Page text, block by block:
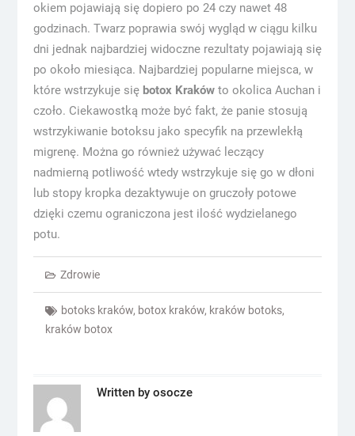
okiem pojawiają się dopiero po 24 czy nawet 48
godzinach. Twarz poprawia swój wygląd w ciągu kilku
dni jednak najbardziej widoczne rezultaty pojawiają się
po około miesiąca. Najbardziej popularne miejsca, w
które wstrzykuje się botox Krakówto okolica Auchan i
czoło. Ciekawostką może być fakt, że panie stosują
wstrzykiwanie botoksu jako specyfik na przewlekłą
migrenę. Można go również używać leczący
nadmierną potliwość wtedy wstrzykuje się go w dłoni
lub stopy kropka dezaktywuje on gruczoły potowe
dzięki czemu ograniczona jest ilość wydzielanego
potu.
Zdrowie
botoks kraków, botox kraków, kraków botoks,
kraków botox
Written by osocze